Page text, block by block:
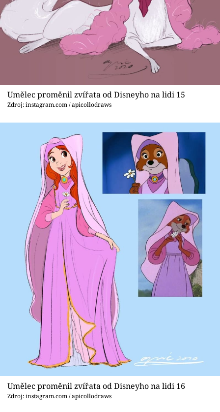
Umělec proměnil zvířata od Disneyho na lidi 15
Zdroj: instagram.com / apicollodraws
Umělec proměnil zvířata od Disneyho na lidi 16
Zdroj: instagram.com / apicollodraws